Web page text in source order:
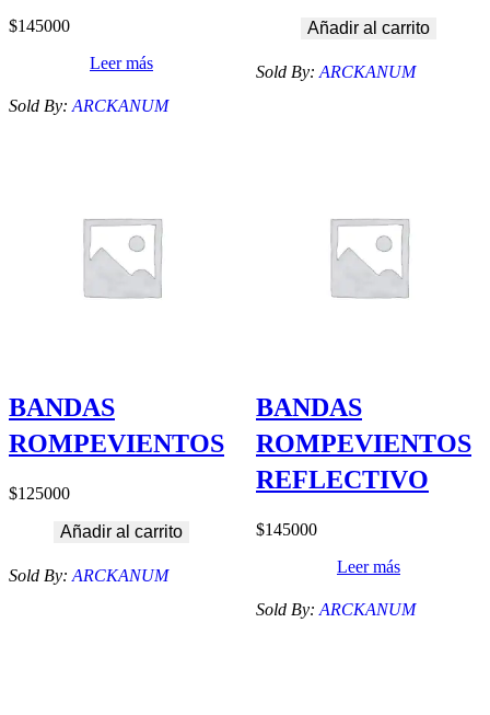
$145000
Leer más
Sold By: ARCKANUM
Añadir al carrito
Sold By: ARCKANUM
BANDAS
ROMPEVIENTOS
$125000
Añadir al carrito
Sold By: ARCKANUM
BANDAS
ROMPEVIENTOS
REFLECTIVO
$145000
Leer más
Sold By: ARCKANUM